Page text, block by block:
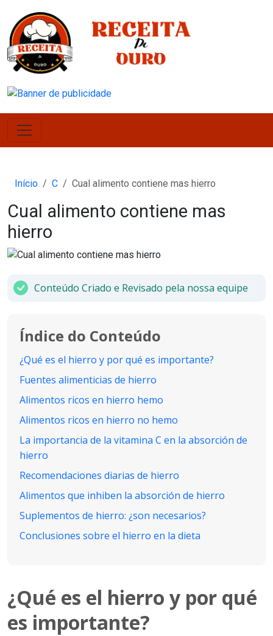
Início C Cual alimento contiene mas hierro
Cual alimento contiene mas
hierro
Conteúdo Criado e Revisado pela nossa equipe
Índice do Conteúdo
¿Qué es el hierro y por qué es importante?
Fuentes alimenticias de hierro
Alimentos ricos en hierro hemo
Alimentos ricos en hierro no hemo
La importancia de la vitamina C en la absorción de
hierro
Recomendaciones diarias de hierro
Alimentos que inhiben la absorción de hierro
Suplementos de hierro: ¿son necesarios?
Conclusiones sobre el hierro en la dieta
¿Qué es el hierro y por qué
es importante?